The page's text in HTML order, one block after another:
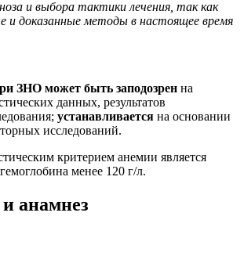
и выбора тактики лечения, так как
и доказанные методы в настоящее время
ЗНО может быть заподозрен на
данных, результатов
устанавливается на основании
исследований.
критерием анемии является
менее 120 г/л.
анамнез